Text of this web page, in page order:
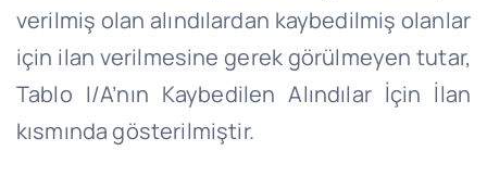
verilmiş olan alındılardan kaybedilmiş olanlar
için ilan verilmesine gerek görülmeyen tutar,
Tablo I/A’nın Kaybedilen Alındılar İçin İlan
kısmında gösterilmiştir.